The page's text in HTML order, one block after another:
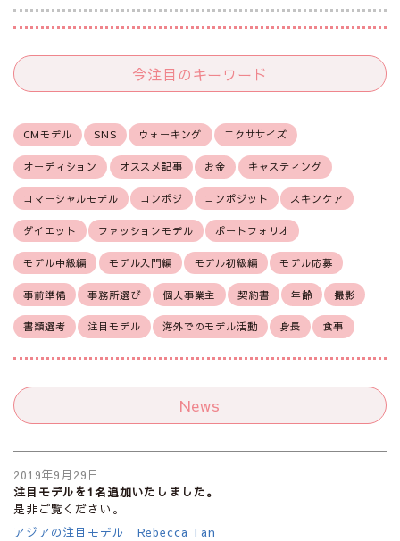
今注目のキーワード
CMモデル SNS ウォーキング エクササイズ
オーディション オススメ記事 お金 キャスティング
コマーシャルモデル コンポジ コンポジット スキンケア
ダイエット ファッションモデル ポートフォリオ
モデル中級編 モデル入門編 モデル初級編 モデル応募
事前準備 事務所選び 個人事業主 契約書 年齢 撮影
書類選考 注目モデル 海外でのモデル活動 身長 食事
News
2019年9月29日
注目モデルを1名追加いたしました。
是非ご覧ください。
アジアの注目モデル Rebecca Tan